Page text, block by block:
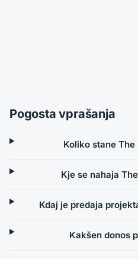
Pogosta vprašanja
Koliko stane The
Kje se nahaja
Kdaj je predaja
Kakšen donos